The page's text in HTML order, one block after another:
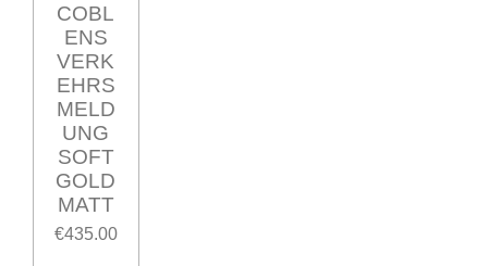
COBL
ENS
VERK
EHRS
MELD
UNG
SOFT
GOLD
MATT
€435.00